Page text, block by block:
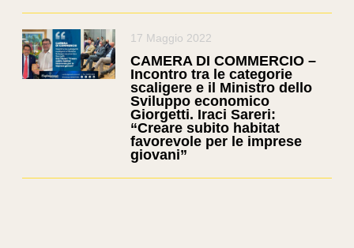
17 Maggio 2022
CAMERA DI COMMERCIO –
Incontro tra le categorie
scaligere e il Ministro dello
Sviluppo economico
Giorgetti. Iraci Sareri:
“Creare subito habitat
favorevole per le imprese
giovani”